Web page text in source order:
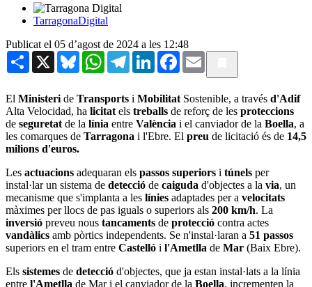
TarragonaDigital
Publicat el 05 d’agost de 2024 a les 12:48
Share X BlueskyWhatsAppTelegramLinkedInFacebook
Email
El Ministeri de Transports i Mobilitat Sostenible, a través d'Adif
Alta Velocidad, ha licitat els treballs de reforç de les proteccions
de seguretat de la línia entre València i el canviador de la Boella, a
les comarques de Tarragona i l'Ebre. El preu de licitació és de 14,5
milions d'euros.
Les actuacions adequaran els passos superiors i túnels per
instal·lar un sistema de detecció de caiguda d'objectes a la via, un
mecanisme que s'implanta a les línies adaptades per a velocitats
màximes per llocs de pas iguals o superiors als 200 km/h. La
inversió preveu nous tancaments de protecció contra actes
vandàlics amb pòrtics independents. Se n'instal·laran a 51 passos
superiors en el tram entre Castelló i l'Ametlla de Mar (Baix Ebre).
Els sistemes de detecció d'objectes, que ja estan instal·lats a la línia
entre l'Ametlla de Mar i el canviador de la Boella, incrementen la